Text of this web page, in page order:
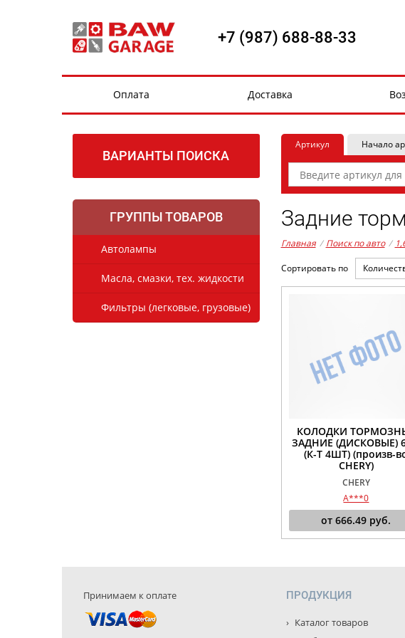
+7 (987) 688-88-33
Оплата Доставка
ВАРИАНТЫ ПОИСКА
ГРУППЫ ТОВАРОВ
Автолампы
Масла, смазки, тех. жидкости
Фильтры (легковые, грузовые)
Артикул Начало
Задние
Главная / Поиск по авто /
Сортировать по
КОЛОДКИ
ЗАДНИЕ (ДИСКОВЫЕ)
(К-Т 4ШТ) (произв-
CHERY)
CHERY
A***0
от666.49 руб.
Принимаем к оплате ПРОДУКЦИЯ
Каталог товаров